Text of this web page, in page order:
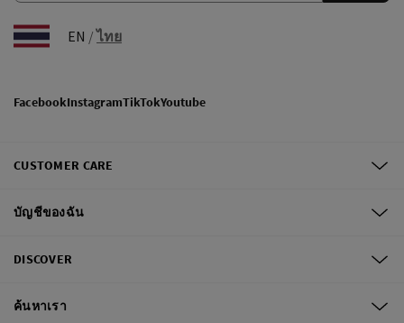
EN /ไทย
FacebookInstagramTikTokYoutube
CUSTOMER CARE
บัญชีของฉัน
DISCOVER
ค้นหาเรา